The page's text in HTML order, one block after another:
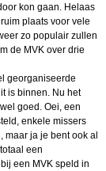
kon gaan. Helaas
plaats voor vele
zo populair zullen
de MVK over drie
georganiseerde
is binnen. Nu het
goed. Oei, een
enkele missers
maar ja je bent ook al
een
een MVK speld in